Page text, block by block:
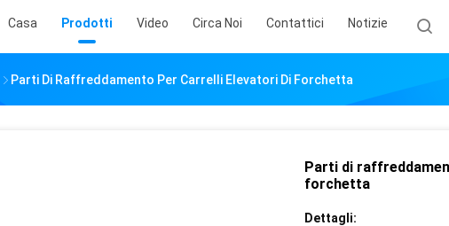
Casa Prodotti Video Circa Noi Contattici Notizie
Parti Di Raffreddamento Per Carrelli Elevatori Di Forchetta
Parti di
forchetta
Dettagli: